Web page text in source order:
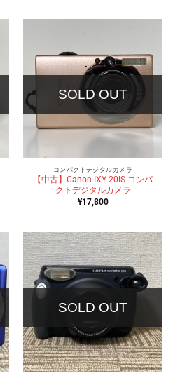
SOLD OUT
コンパクトデジタルカメラ
【中古】Canon IXY 20IS コンパ
クトデジタルカメラ
¥17,800
SOLD OUT